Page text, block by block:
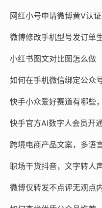
网红小号申请微博黄V认
微博修改手机型号发订单
小红书图文对比图怎么做
如何在手机微信绑定公众
快手小众爱好赛道有哪些
快手官方AI数字人会员开
跨境电商产品文案，多语
职场干货抖音，文字转人
微博仅转发不点评无观点